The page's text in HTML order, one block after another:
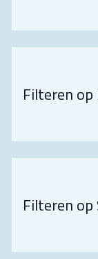
Filteren
Filteren